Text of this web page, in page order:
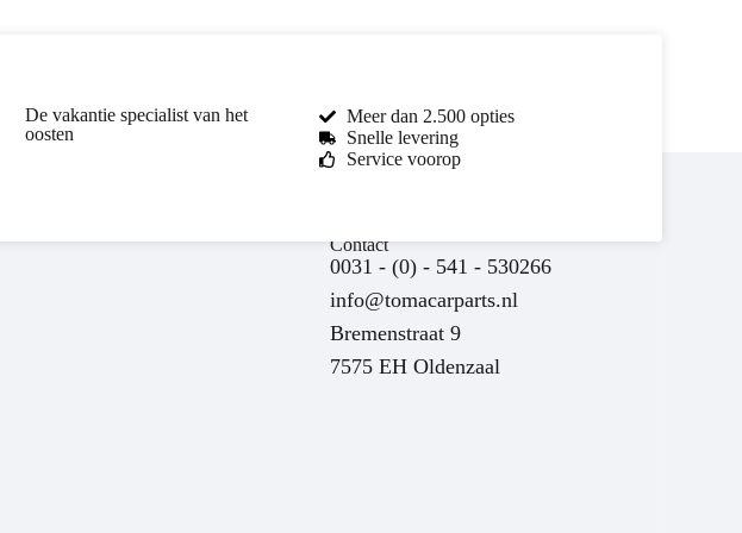
De vakantie specialist van het
oosten
Meer dan 2.500 opties
Snelle levering
Service voorop
Contact
0031 - (0) - 541 - 530266
info@tomacarparts.nl
Bremenstraat 9
7575 EH Oldenzaal